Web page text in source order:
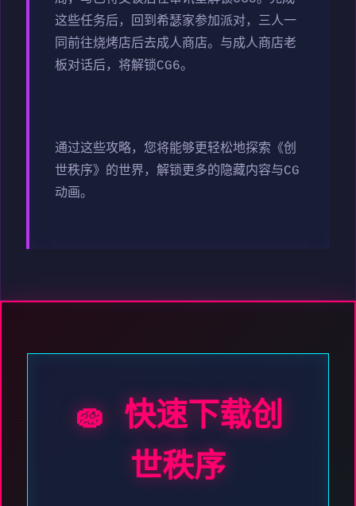
这些任务后，回到希瑟家参加派对，三人一
同前往烧烤店后去成人商店。与成人商店老
板对话后，将解锁CG6。
通过这些攻略，您将能够更轻松地探索《创
世秩序》的世界，解锁更多的隐藏内容与CG
动画。
🧽 快速下载创
世秩序